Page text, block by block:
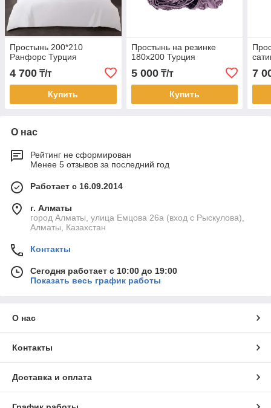
Простынь 200*210
Ранфорс Турция
4 700 ₸/т
Купить
Простынь на резинке
180х200 Турция
5 000₸/т
Купить
7
О нас
Рейтинг не сформирован
Менее 5 отзывов за последний год
Работает с 16.09.2014
г. Алматы
город Алматы, улица Емцова 26а (вход с Рыскулова),
Алматы, Казахстан
Контакты
Сегодня работает с 10:00 до 19:00
Показать весь график работы
О нас
Контакты
Доставка и оплата